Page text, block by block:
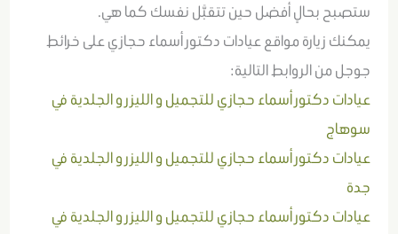
ستصبح بحالٍ أفضل حين تتقبَّل نفسك كما هي.
يمكنك زيارة مواقع عيادات دكتور أسماء حجازي على خرائط
جوجل من الروابط التالية:
عيادات دكتور أسماء حجازي للتجميل و الليزر و الجلدية في
سوهاج
عيادات دكتور أسماء حجازي للتجميل و الليزر و الجلدية في
جدة
عيادات دكتور أسماء حجازي للتجميل و الليزر و الجلدية في